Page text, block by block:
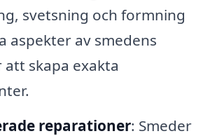
svetsning och formning
aspekter av smedens
skapa exakta
reparationer: Smeder